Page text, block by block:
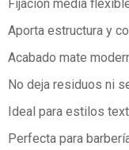
Fijación media
Aporta estructura y
Acabado mate
No deja residuos ni
Ideal para estilos
Perfecta para